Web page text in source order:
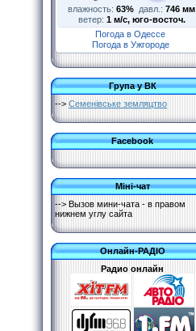
влажность: 63% давл.: 746 мм
ветер: 1 м/с, юго-восточ.
Погода в Одессе
Погода в Ужгороде
Група у ВК
--> Семенівське земляцтво
Facebook
Міні-чат
--> Вызов мини-чата - в правом
нижнем углу сайта
Онлайн-РАДІО
Радио онлайн